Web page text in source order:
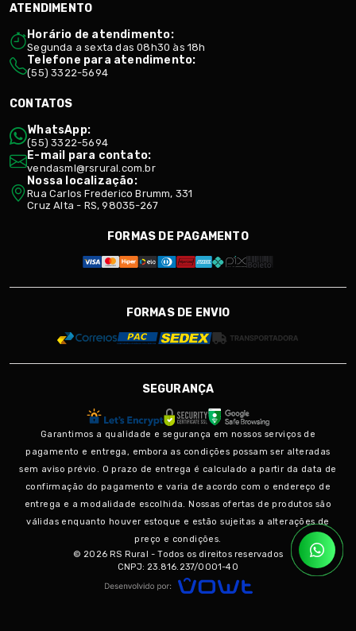
ATENDIMENTO
Horário de atendimento:
Segunda a sexta das 08h30 às 18h
Telefone para atendimento:
(55) 3322-5694
CONTATOS
WhatsApp:
(55) 3322-5694
E-mail para contato:
vendasml@rsrural.com.br
Nossa localização:
Rua Carlos Frederico Brumm, 331
Cruz Alta - RS, 98035-267
FORMAS DE PAGAMENTO
FORMAS DE ENVIO
SEGURANÇA
Garantimos a qualidade e segurança em nossos serviços de
pagamento e entrega, embora as condições possam ser alteradas
sem aviso prévio. O prazo de entrega é calculado a partir da data de
confirmação do pagamento e varia de acordo com o endereço de
entrega e a modalidade escolhida. Nossas ofertas de produtos são
válidas enquanto houver estoque e estão sujeitas a alterações de
preço e condições.
© 2026 RS Rural - Todos os direitos reservados
CNPJ: 23.816.237/0001-40